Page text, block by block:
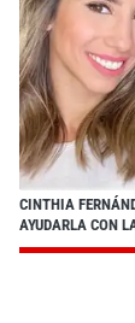
CINTHIA
AYUDARLA CON